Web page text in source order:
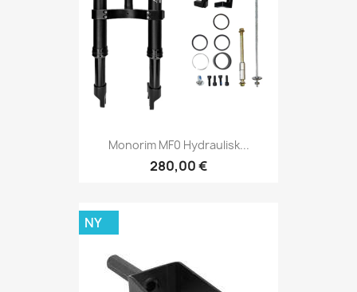
Monorim MF0 Hydraulisk...
280,00 €
NY